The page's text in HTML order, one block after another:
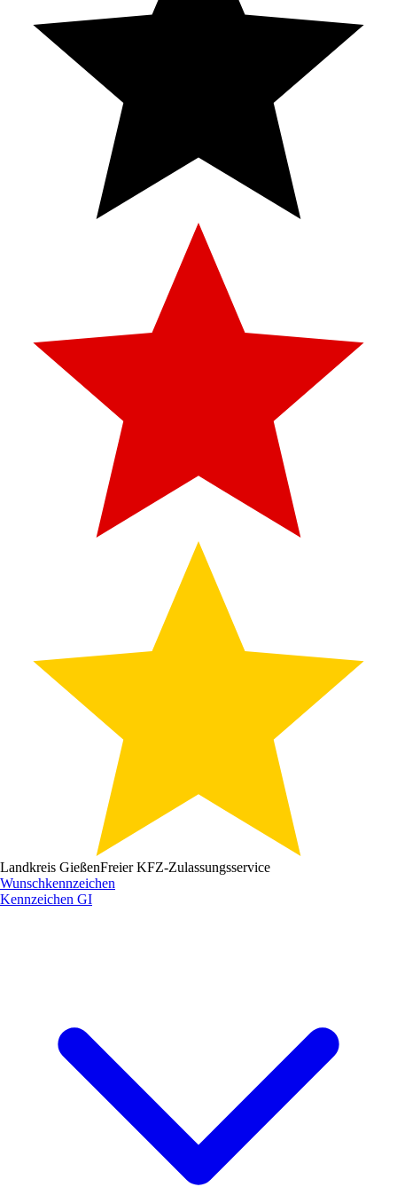
Landkreis GießenFreier KFZ-Zulassungsservice
Wunschkennzeichen
Kennzeichen GI